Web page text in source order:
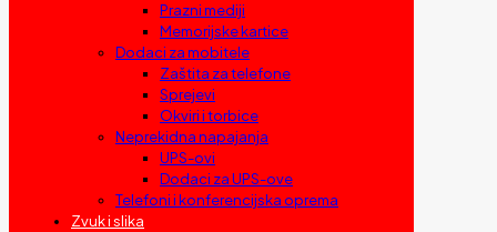
Prazni mediji
Memorijske kartice
Dodaci za mobitele
Zaštita za telefone
Sprejevi
Okviri i torbice
Neprekidna napajanja
UPS-ovi
Dodaci za UPS-ove
Telefoni i konferencijska oprema
Zvuk i slika